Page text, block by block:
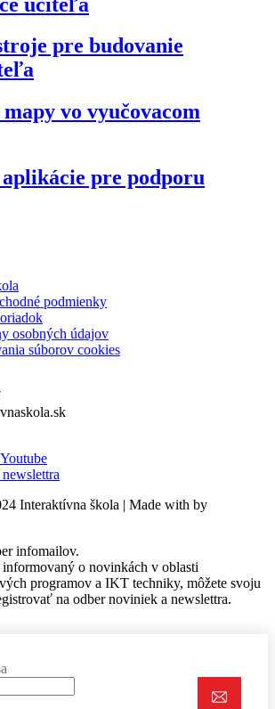
pre budovanie
vo vyučovacom
pre podporu
podmienky
osobných údajov
súborov cookies
Youtube
Interaktívna škola | Made with by
infomailov.
o novinkách v oblasti
programov a IKT techniky, môžete svoju
na odber noviniek a newslettra.